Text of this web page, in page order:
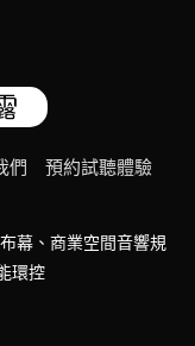
們 預約試聽體驗
幕、商業空間音響規
環控